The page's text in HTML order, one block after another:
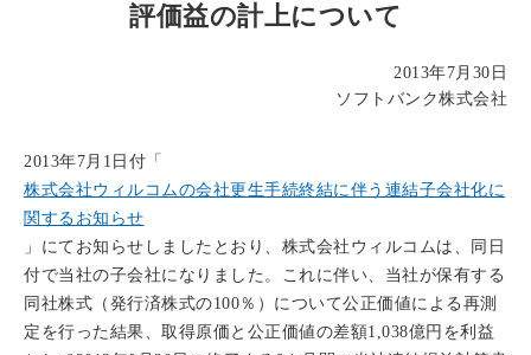
評価益の計上について
2013年7月30日
ソフトバンク株式会社
2013年7月1日付「
株式会社ウィルコムの会社更生手続終結に伴う連結子会社化に
関するお知らせ
」にてお知らせしましたとおり、株式会社ウィルコムは、同日
付で当社の子会社になりました。これに伴い、当社が保有する
同社株式（発行済株式の100％）について公正価値による再測
定を行った結果、取得原価と公正価値の差額1,038億円を利益